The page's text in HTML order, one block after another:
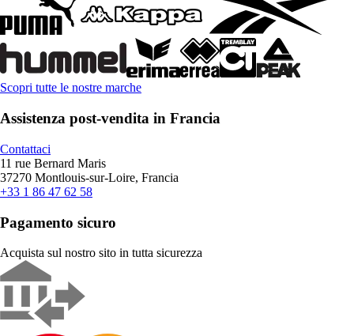
Scopri tutte le nostre marche
Assistenza post-vendita in Francia
Contattaci
11 rue Bernard Maris
37270 Montlouis-sur-Loire, Francia
+33 1 86 47 62 58
Pagamento sicuro
Acquista sul nostro sito in tutta sicurezza